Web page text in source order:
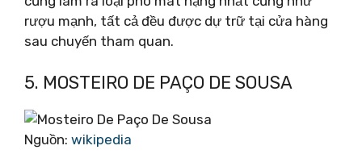
rượu mạnh, tất cả đều được dự trữ tại cửa hàng
sau chuyến tham quan.
5. MOSTEIRO DE PAÇO DE SOUSA
Nguồn: wikipedia